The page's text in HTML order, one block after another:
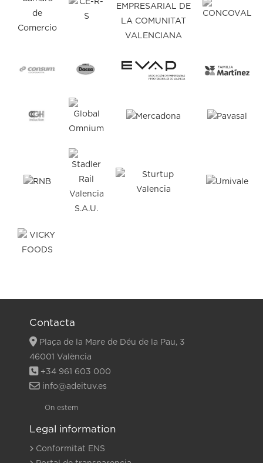
Contacta
Plaça de la Mare de Déu de la Pau, 3
46001 València
+34 961 603 000
info@adeituv.es
On estem
Legal information
Conformitat ENS